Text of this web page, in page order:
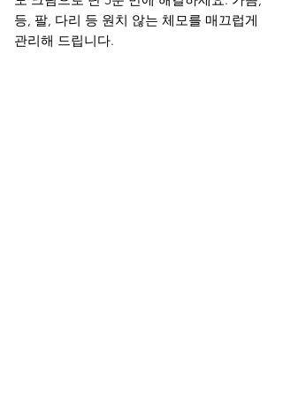
등, 팔, 다리 등 원치 않는 체모를 매끄럽게
관리해 드립니다.